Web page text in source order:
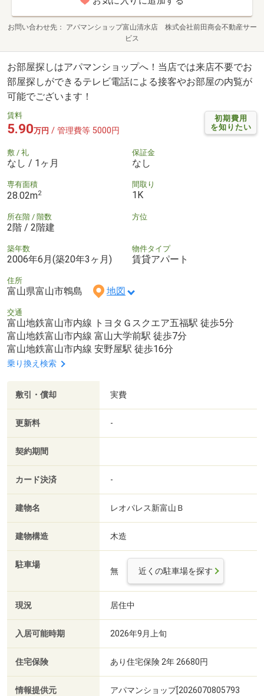
お問い合わせ先
アパマンショップ富山清水店 株式会社前田商会不動産サー
ビス
お部屋探しはアパマンショップへ！当店では来店不要でお
部屋探しができるテレビ電話による接客やお部屋の内覧が
可能でございます！
初期費用
を知りたい
賃料
5.90万円 / 管理費等 5000円
敷 / 礼
なし / 1ヶ月
保証金
なし
専有面積
28.02m2
間取り
1K
所在階 / 階数
2階 / 2階建
方位
築年数
2006年6月(築20年3ヶ月)
物件タイプ
賃貸アパート
住所
富山県富山市鵯島 地図
交通
富山地鉄富山市内線 トヨタＧスクエア五福駅 徒歩5分
富山地鉄富山市内線 富山大学前駅 徒歩7分
富山地鉄富山市内線 安野屋駅 徒歩16分
乗り換え検索
敷引・償却 実費
更新料 -
契約期間
カード決済 -
建物名 レオパレス新富山Ｂ
建物構造 木造
駐車場
無 近くの駐車場を探す
現況 居住中
入居可能時期 2026年9月上旬
住宅保険 あり住宅保険 2年 26680円
情報提供元
アパマンショップ[2026070805793